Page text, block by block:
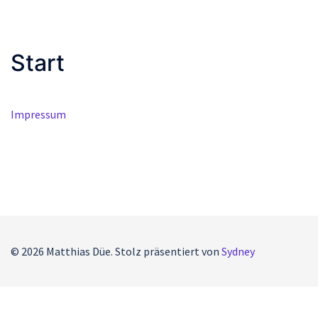
Start
Impressum
© 2026 Matthias Düe. Stolz präsentiert von Sydney